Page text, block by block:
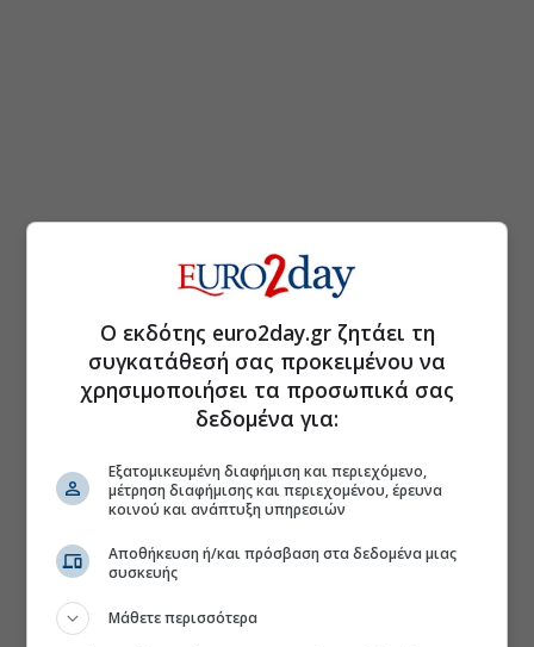
Ο εκδότης euro2day.gr ζητάει τη
συγκατάθεσή σας προκειμένου να
χρησιμοποιήσει τα προσωπικά σας
δεδομένα για:
Εξατομικευμένη διαφήμιση και περιεχόμενο,
μέτρηση διαφήμισης και περιεχομένου, έρευνα
κοινού και ανάπτυξη υπηρεσιών
Αποθήκευση ή/και πρόσβαση στα δεδομένα μιας
συσκευής
Μάθετε περισσότερα